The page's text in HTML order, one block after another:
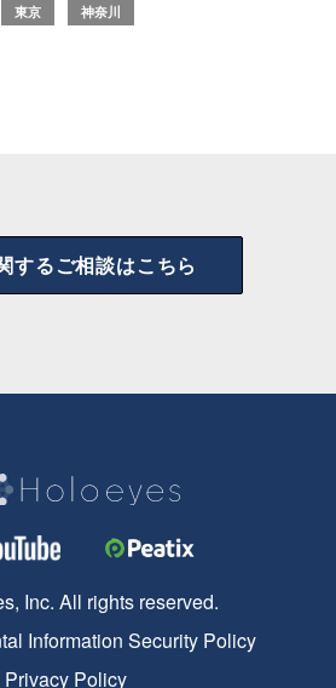
東京 神奈川
するご相談はこちら
Inc. All rights reserved.
Information Security Policy
Privacy Policy